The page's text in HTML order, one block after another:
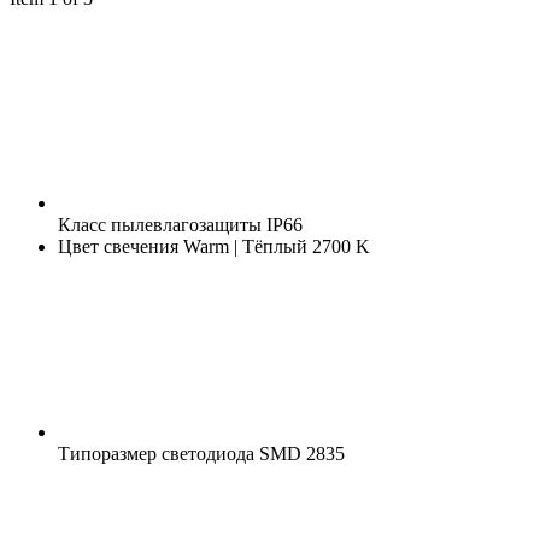
Класс пылевлагозащиты IP66
Цвет свечения Warm | Тёплый 2700 K
Типоразмер светодиода SMD 2835